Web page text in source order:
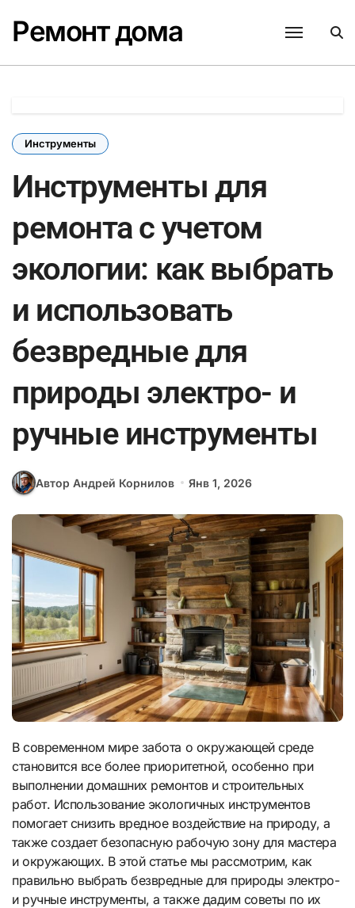
содержанию
Ремонт дома
Инструменты
Инструменты для
ремонта с учетом
экологии: как выбрать
и использовать
безвредные для
природы электро- и
ручные инструменты
Автор Андрей Корнилов Янв 1, 2026
В современном мире забота о окружающей среде
становится все более приоритетной, особенно при
выполнении домашних ремонтов и строительных
работ. Использование экологичных инструментов
помогает снизить вредное воздействие на природу, а
также создает безопасную рабочую зону для мастера
и окружающих. В этой статье мы рассмотрим, как
правильно выбрать безвредные для природы электро-
и ручные инструменты, а также дадим советы по их